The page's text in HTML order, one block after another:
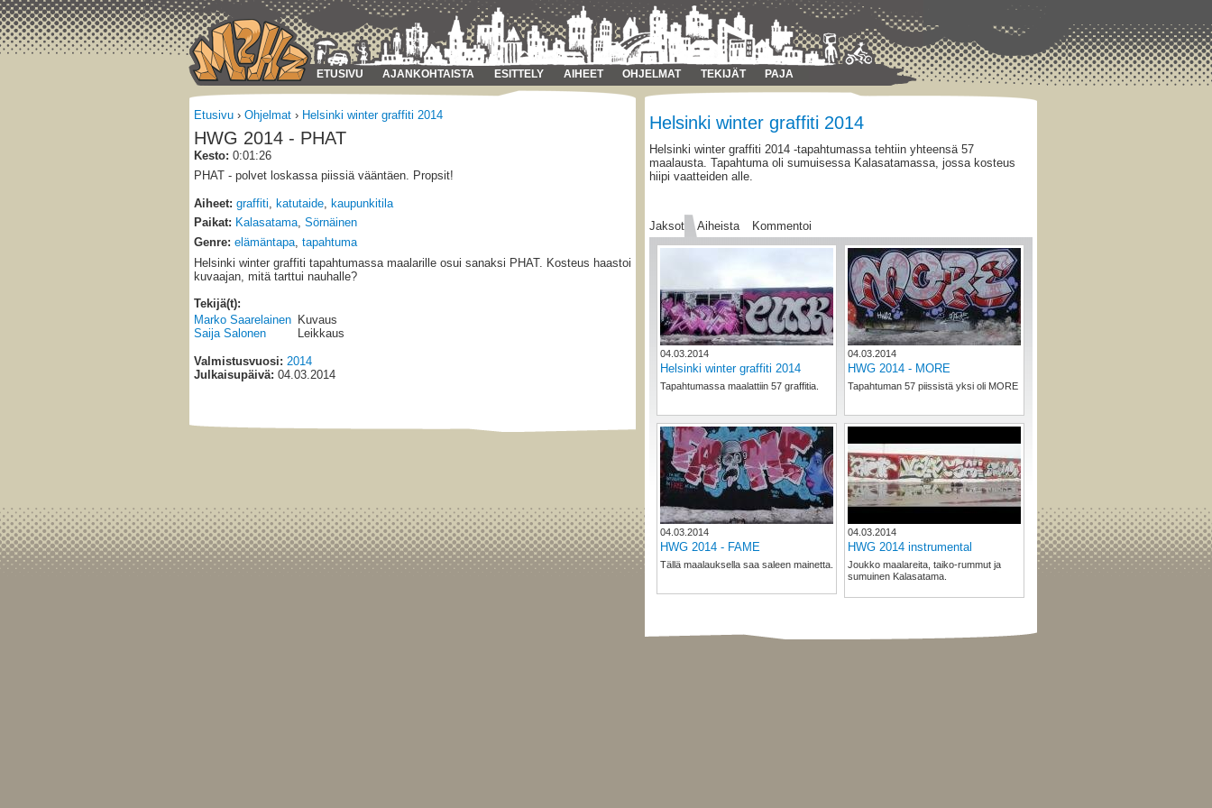
ETUSIVU AJANKOHTAISTA ESITTELY AIHEET OHJELMAT TEKIJÄT PAJA
Etusivu › Ohjelmat › Helsinki winter graffiti 2014
HWG 2014 - PHAT
Kesto: 0:01:26
PHAT - polvet loskassa piissiä vääntäen. Propsit!
Aiheet: graffiti katutaide
kaupunkitila
Paikat: Kalasatama, Sörnäinen
Genre: elämäntapa tapahtuma
Helsinki winter graffiti tapahtumassa maalarille osui sanaksi PHAT. Kosteus haastoi
kuvaajan, mitä tarttui nauhalle?
Tekijä(t):
Marko Saarelainen
Saija Salonen
Kuvaus
Leikkaus
Valmistusvuosi: 2014
Julkaisupäivä: 04.03.2014
Helsinki winter graffiti 2014
Helsinki winter graffiti 2014 -tapahtumassa tehtiin yhteensä 57
maalausta. Tapahtuma oli sumuisessa Kalasatamassa, jossa kosteus
hiipi vaatteiden alle.
Jaksot Aiheista Kommentoi
04.03.2014
Helsinki winter graffiti 2014
Tapahtumassa maalattiin 57 graffitia.
04.03.2014
HWG 2014 - MORE
Tapahtuman 57 piissistä yksi oli MORE
04.03.2014
HWG 2014 - FAME
Tällä maalauksella saa saleen mainetta.
04.03.2014
HWG 2014 instrumental
Joukko maalareita, taiko-rummut ja
sumuinen Kalasatama.